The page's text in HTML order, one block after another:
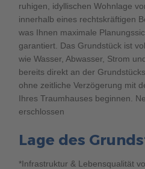
ruhigen, idyllischen Wohnlage
innerhalb eines rechtskräftigen
was Ihnen maximale
garantiert. Das Grundstück ist
wie Wasser, Abwasser, Strom
bereits direkt an der
ohne zeitliche Verzögerung mit
Ihres Traumhauses beginnen.
erschlossen
Lage des
*Infrastruktur & Lebensqualität